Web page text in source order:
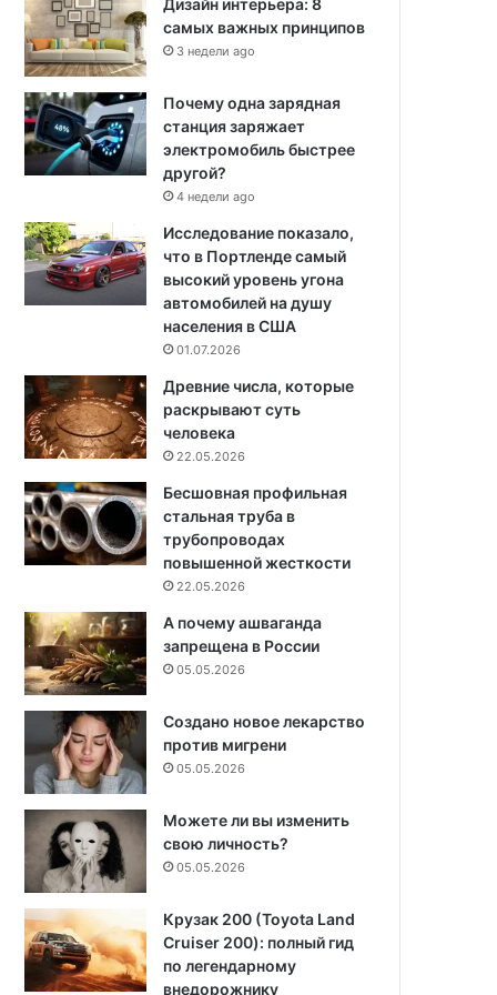
Дизайн интерьера: 8
самых важных принципов
3 недели ago
Почему одна зарядная
станция заряжает
электромобиль быстрее
другой?
4 недели ago
Исследование показало,
что в Портленде самый
высокий уровень угона
автомобилей на душу
населения в США
01.07.2026
Древние числа, которые
раскрывают суть
человека
22.05.2026
Бесшовная профильная
стальная труба в
трубопроводах
повышенной жесткости
22.05.2026
А почему ашваганда
запрещена в России
05.05.2026
Создано новое лекарство
против мигрени
05.05.2026
Можете ли вы изменить
свою личность?
05.05.2026
Крузак 200 (Toyota Land
Cruiser 200): полный гид
по легендарному
внедорожнику